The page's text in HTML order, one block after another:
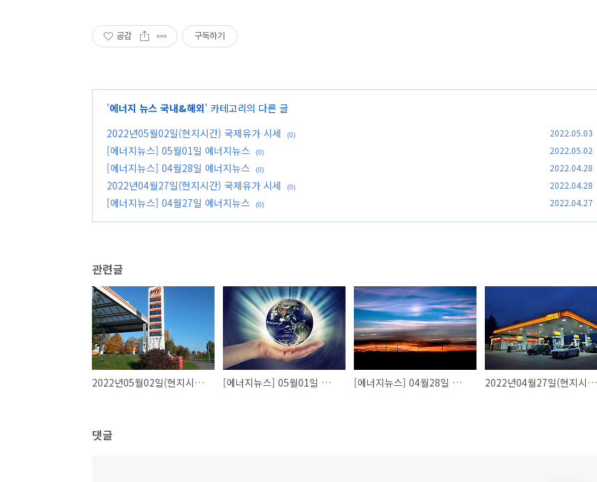
공감 구독하기
'에너지 뉴스 국내&해외' 카테고리의 다른 글
2022년05월02일(현지시간) 국제유가 시세
(0) 2022.05.03
[에너지뉴스] 05월01일 에너지뉴스 (0) 2022.05.02
[에너지뉴스] 04월28일 에너지뉴스 (0) 2022.04.28
2022년04월27일(현지시간) 국제유가 시세 (0) 2022.04.28
[에너지뉴스] 04월27일 에너지뉴스 (0) 2022.04.27
관련글
2022년05월02일(현지시간) 국제유가 시세 [에너지뉴스] 05월01일 에너지뉴스 [에너지뉴스] 04월28일 에너지뉴스 2022년04월27일(현지시간) 국제유가 시세
댓글